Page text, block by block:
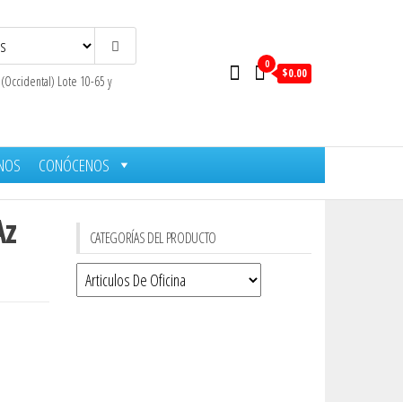
Lote 10-65 y
0
$0.00
CONÓCENOS
CATEGORÍAS DEL PRODUCTO